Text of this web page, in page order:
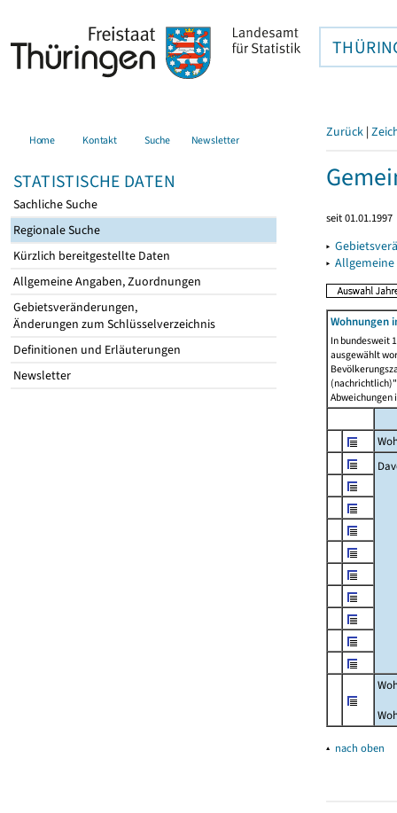
Home Kontakt Suche Newsletter
STATISTISCHE DATEN
Sachliche Suche
Regionale Suche
Kürzlich bereitgestellte Daten
Allgemeine Angaben, Zuordnungen
Gebietsveränderungen,
Änderungen zum Schlüsselverzeichnis
Definitionen und Erläuterungen
Newsletter
Zurück |
seit 01.01.1997
▸
▸
Wohnungen
In bundesweit
ausgewählt
Abweichungen
▴ nach oben